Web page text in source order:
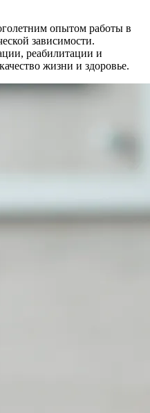
опытом работы в
зависимости.
реабилитации и
жизни и здоровье.